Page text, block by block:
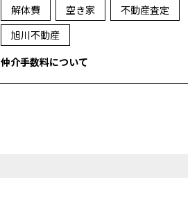
解体費
空き家
不動産査定
旭川不動産
仲介手数料について